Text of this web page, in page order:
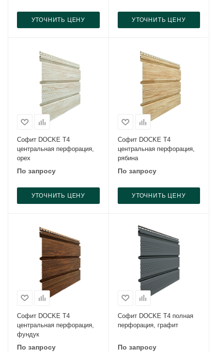
УТОЧНИТЬ ЦЕНУ УТОЧНИТЬ ЦЕНУ
Софит DOCKE Т4
центральная перфорация,
орех
По запросу
УТОЧНИТЬ ЦЕНУ
Софит DOCKE Т4
центральная перфорация,
рябина
По запросу
УТОЧНИТЬ ЦЕНУ
Софит DOCKE Т4
центральная перфорация,
фундук
По запросу
Софит DOCKE Т4 полная
перфорация, графит
По запросу